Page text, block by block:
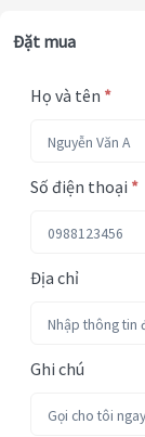
Đặt mua
Họ và tên *
Số điện thoại *
Địa chỉ
Ghi chú